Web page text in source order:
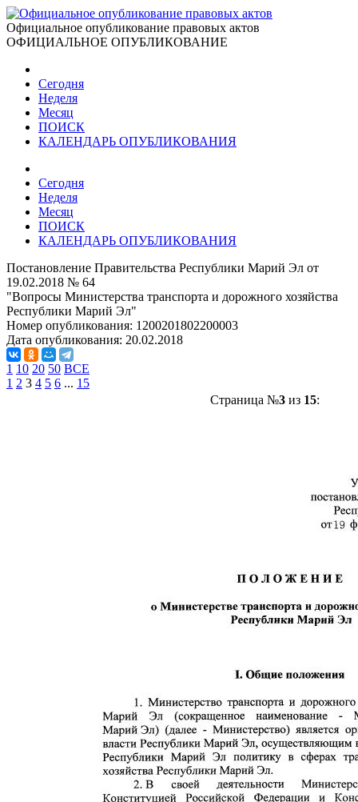
Официальное опубликование правовых актов
ОФИЦИАЛЬНОЕ ОПУБЛИКОВАНИЕ
Сегодня
Неделя
Месяц
ПОИСК
КАЛЕНДАРЬ ОПУБЛИКОВАНИЯ
Сегодня
Неделя
Месяц
ПОИСК
КАЛЕНДАРЬ ОПУБЛИКОВАНИЯ
Постановление Правительства Республики Марий Эл от
19.02.2018 № 64
"Вопросы Министерства транспорта и дорожного хозяйства
Республики Марий Эл"
Номер опубликования: 1200201802200003
Дата опубликования: 20.02.2018
1 10 20 50 ВСЕ
1 2 3 4 5 6 ... 15
Страница №3из 15: